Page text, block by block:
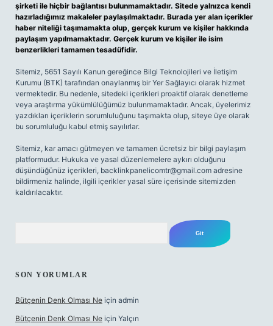
şirketi ile hiçbir bağlantısı bulunmamaktadır. Sitede yalnızca kendi
hazırladığımız makaleler paylaşılmaktadır. Burada yer alan içerikler
haber niteliği taşımamakta olup, gerçek kurum ve kişiler hakkında
paylaşım yapılmamaktadır. Gerçek kurum ve kişiler ile isim
benzerlikleri tamamen tesadüfidir.
Sitemiz, 5651 Sayılı Kanun gereğince Bilgi Teknolojileri ve İletişim
Kurumu (BTK) tarafından onaylanmış bir Yer Sağlayıcı olarak hizmet
vermektedir. Bu nedenle, sitedeki içerikleri proaktif olarak denetleme
veya araştırma yükümlülüğümüz bulunmamaktadır. Ancak, üyelerimiz
yazdıkları içeriklerin sorumluluğunu taşımakta olup, siteye üye olarak
bu sorumluluğu kabul etmiş sayılırlar.
Sitemiz, kar amacı gütmeyen ve tamamen ücretsiz bir bilgi paylaşım
platformudur. Hukuka ve yasal düzenlemelere aykırı olduğunu
düşündüğünüz içerikleri, backlinkpanelicomtr@gmail.com adresine
bildirmeniz halinde, ilgili içerikler yasal süre içerisinde sitemizden
kaldırılacaktır.
SON YORUMLAR
Bütçenin Denk Olması Ne için admin
Bütçenin Denk Olması Ne için Yalçın